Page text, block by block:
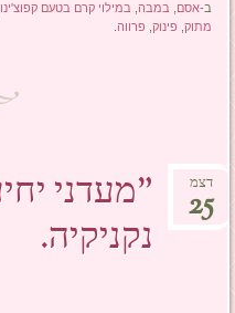
ב-אסם במבה במילוי קרם בטעם קפוצ'ינו
מתוק פינוק פרווה
נקניקיה.
דצמ
25